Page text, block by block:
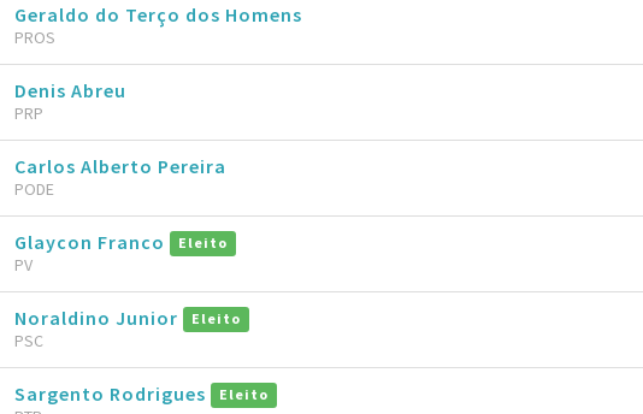
Geraldo do Terço dos Homens
PROS
Denis Abreu
PRP
Carlos Alberto Pereira
PODE
Glaycon Franco Eleito
PV
Noraldino Junior Eleito
PSC
Sargento Rodrigues Eleito